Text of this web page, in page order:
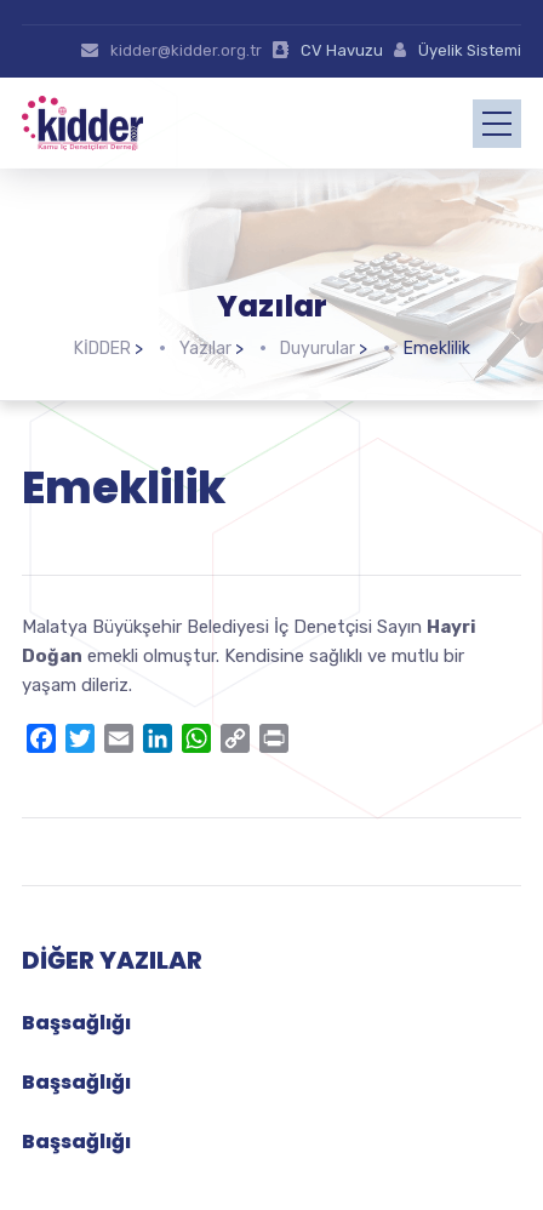
kidder@kidder.org.tr CV Havuzu Üyelik Sistemi
Yazılar
KİDDER > Yazılar> Duyurular> Emeklilik
Emeklilik
Malatya Büyükşehir Belediyesi İç Denetçisi Sayın Hayri
Doğan emekli olmuştur. Kendisine sağlıklı ve mutlu bir
yaşam dileriz.
FacebookTwitter
Email LinkedInWhatsApp
Copy
DIĞER YAZILAR
Başsağlığı
Başsağlığı
Başsağlığı